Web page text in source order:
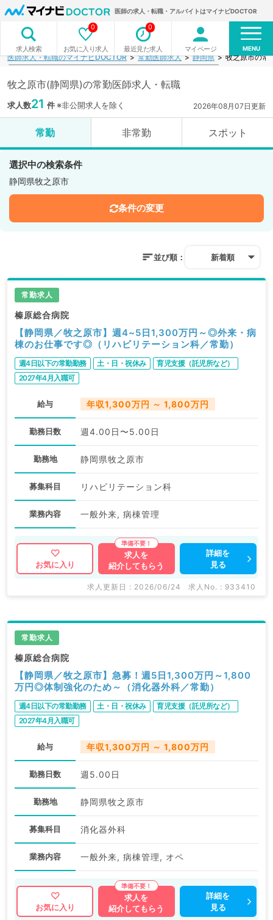
医師の求人・転職・アルバイトはマイナビDOCTOR
求人検索 お気に入り求人
0
最近見た求人
0
マイページ MENU
医師求人・転職のマイナビDOCTOR 常勤医師求人 静岡県 牧之原市の常
牧之原市(静岡県)の常勤医師求人・転職
求人数21 件※非公開求人を除く 2026年08月07日更新
常勤 非常勤 スポット
選択中の検索条件
静岡県牧之原市
条件の変更
並び順： 新着順
常勤求人
榛原総合病院
【静岡県／牧之原市】週4~5日1,300万円～◎外来・病
棟のお仕事です◎（リハビリテーション科／常勤）
週4日以下の常勤勤務 土・日・祝休み
育児支援（託児所など）
2027年4月入職可
給与 年収1,300万円 ～ 1,800万円
勤務日数 週4.00日〜5.00日
勤務地 静岡県牧之原市
募集科目 リハビリテーション科
業務内容 一般外来, 病棟管理
お気に入り
求人を
紹介してもらう
詳細を
見る
求人更新日 : 2026/06/24 求人No. : 933410
常勤求人
榛原総合病院
【静岡県／牧之原市】急募！週5日1,300万円～1,800
万円◎体制強化のため～（消化器外科／常勤）
週4日以下の常勤勤務 土・日・祝休み
育児支援（託児所など）
2027年4月入職可
給与 年収1,300万円 ～ 1,800万円
勤務日数 週5.00日
勤務地 静岡県牧之原市
募集科目 消化器外科
業務内容 一般外来, 病棟管理, オペ
お気に入り
求人を
紹介してもらう
詳細を
見る